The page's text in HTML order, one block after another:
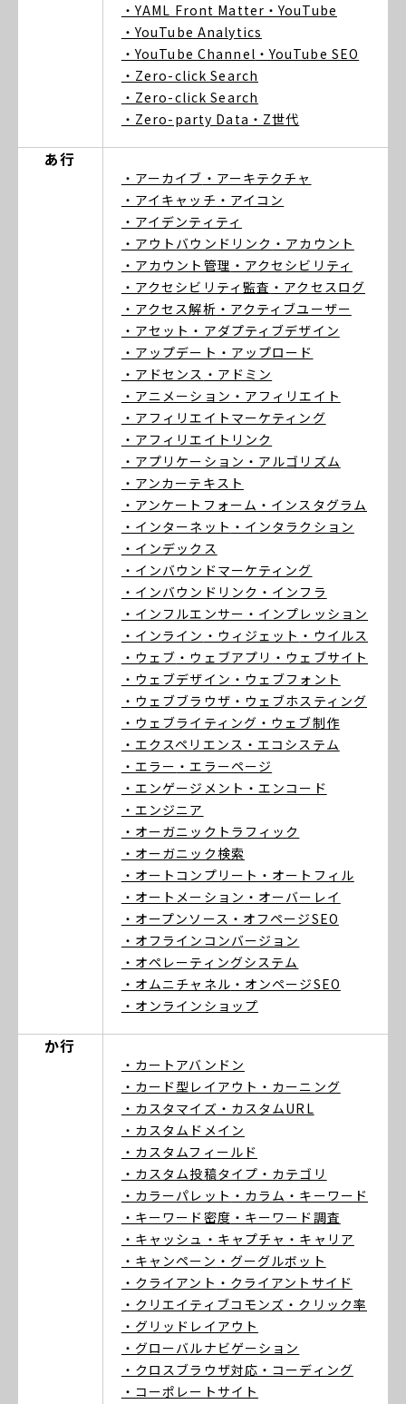
・YAML Front Matter ・YouTube
・YouTube Analytics
・YouTube Channel ・YouTube SEO
・Zero-click Search
・Zero-click Search
・Zero-party Data ・Z世代
あ行
・アーカイブ ・アーキテクチャ
・アイキャッチ ・アイコン
・アイデンティティ
・アウトバウンドリンク ・アカウント
・アカウント管理 ・アクセシビリティ
・アクセシビリティ監査 ・アクセスログ
・アクセス解析 ・アクティブユーザー
・アセット ・アダプティブデザイン
・アップデート ・アップロード
・アドセンス ・アドミン
・アニメーション ・アフィリエイト
・アフィリエイトマーケティング
・アフィリエイトリンク
・アプリケーション ・アルゴリズム
・アンカーテキスト
・アンケートフォーム ・インスタグラム
・インターネット ・インタラクション
・インデックス
・インバウンドマーケティング
・インバウンドリンク ・インフラ
・インフルエンサー ・インプレッション
・インライン ・ウィジェット ・ウイルス
・ウェブ ・ウェブアプリ ・ウェブサイト
・ウェブデザイン ・ウェブフォント
・ウェブブラウザ ・ウェブホスティング
・ウェブライティング ・ウェブ制作
・エクスペリエンス ・エコシステム
・エラー ・エラーページ
・エンゲージメント ・エンコード
・エンジニア
・オーガニックトラフィック
・オーガニック検索
・オートコンプリート ・オートフィル
・オートメーション ・オーバーレイ
・オープンソース ・オフページSEO
・オフラインコンバージョン
・オペレーティングシステム
・オムニチャネル ・オンページSEO
・オンラインショップ
か行
・カートアバンドン
・カード型レイアウト ・カーニング
・カスタマイズ ・カスタムURL
・カスタムドメイン
・カスタムフィールド
・カスタム投稿タイプ ・カテゴリ
・カラーパレット ・カラム ・キーワード
・キーワード密度 ・キーワード調査
・キャッシュ ・キャプチャ ・キャリア
・キャンペーン ・グーグルボット
・クライアント ・クライアントサイド
・クリエイティブコモンズ ・クリック率
・グリッドレイアウト
・グローバルナビゲーション
・クロスブラウザ対応 ・コーディング
・コーポレートサイト